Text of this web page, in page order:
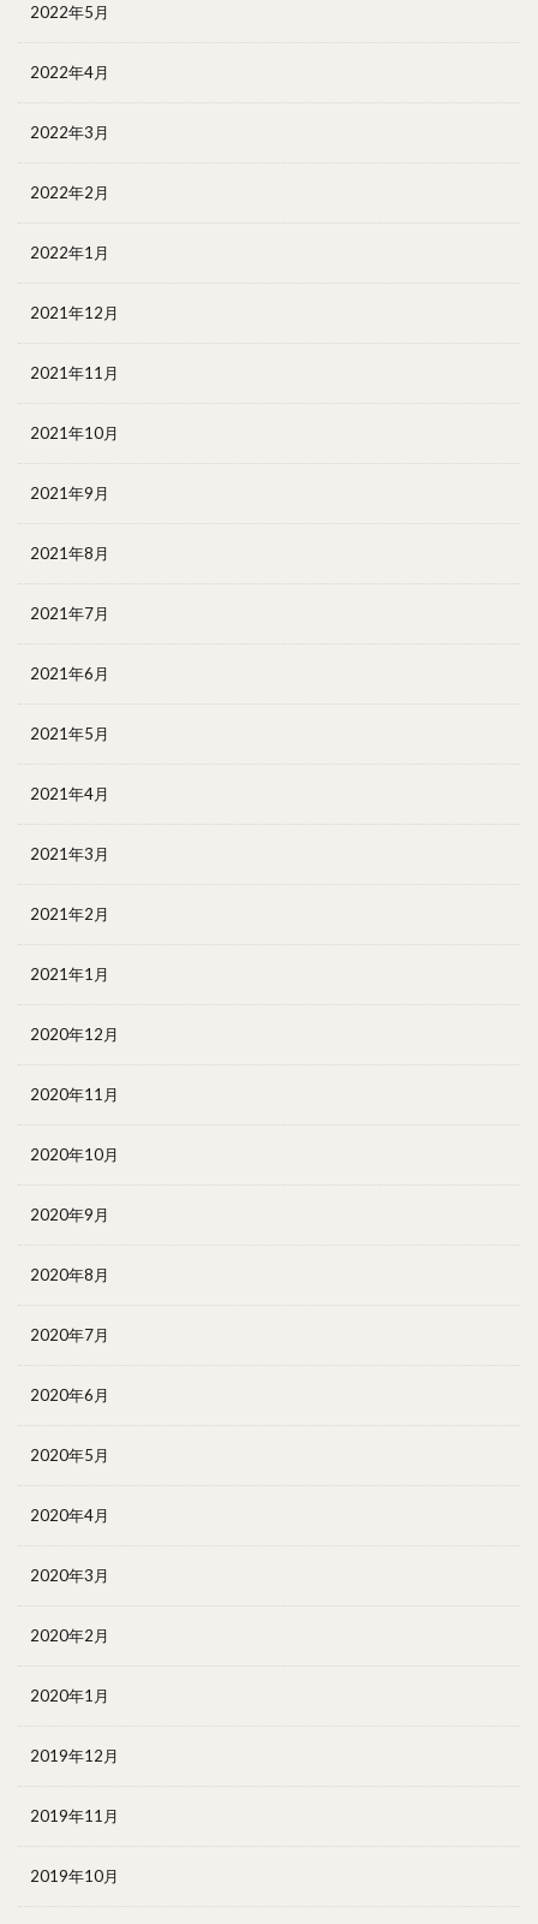
2022年5月
2022年4月
2022年3月
2022年2月
2022年1月
2021年12月
2021年11月
2021年10月
2021年9月
2021年8月
2021年7月
2021年6月
2021年5月
2021年4月
2021年3月
2021年2月
2021年1月
2020年12月
2020年11月
2020年10月
2020年9月
2020年8月
2020年7月
2020年6月
2020年5月
2020年4月
2020年3月
2020年2月
2020年1月
2019年12月
2019年11月
2019年10月